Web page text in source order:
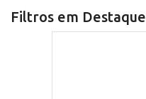
Filtros em Destaque